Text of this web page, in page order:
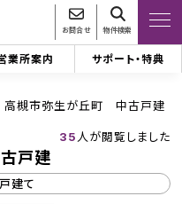
お問合せ 物件検索
業所案内 サポート・特典
高槻市弥生が丘町 中古戸建
35 人が閲覧しました
戸建
建て